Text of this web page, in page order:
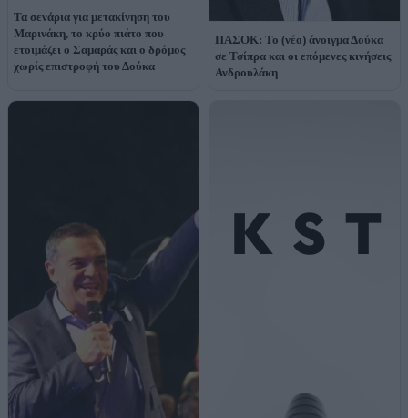
Τα σενάρια για μετακίνηση του
Μαρινάκη, το κρύο πιάτο που
ετοιμάζει ο Σαμαράς και ο δρόμος
χωρίς επιστροφή του Δούκα
ΠΑΣΟΚ: Το (νέο) άνοιγμα Δούκα
σε Τσίπρα και οι επόμενες κινήσεις
Ανδρουλάκη